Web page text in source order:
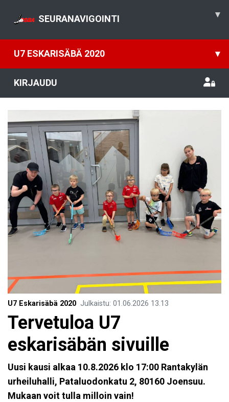
SEURANAVIGOINTI ▾
U7 ESKARISÄBÄ 2020 ▾
KIRJAUDU
U7 Eskarisäbä 2020 Julkaistu: 01.06.2026 13.13
Tervetuloa U7
eskarisäbän sivuille
Uusi kausi alkaa 10.8.2026 klo 17:00 Rantakylän
urheiluhalli, Pataluodonkatu 2, 80160 Joensuu.
Mukaan voit tulla milloin vain!